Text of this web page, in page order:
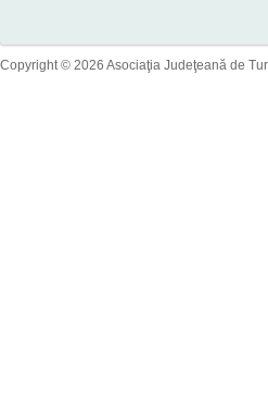
Copyright © 2026 Asociaţia Judeţeană de